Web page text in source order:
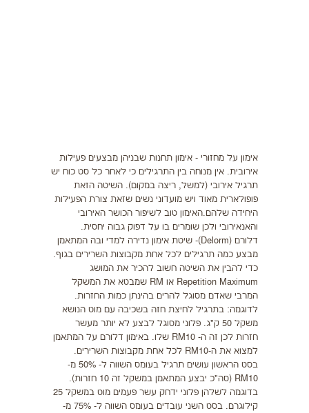
צור קשר
אימון על מחזורי - אימון תחנות שבניהן מבצעים פעילות
אירובית. אין מנוחה בין התרגילים כי לאחר כל סט כוח יש
תרגיל אירובי (למשל, ריצה במקום). השיטה הזאת
פופולארית מאוד ויש מועדוני נשים שזאת צורת הפעילות
היחידה שלהם.האימון טוב לשיפור הכושר האירובי
והאנאירובי ולכן שומרים בו על דפוק גבוה יחסית.
דלורם (Delorm)- שיטת אימון נדירה למדי ובה המתאמן
מבצע כמה תרגילים לכל אחת מקבוצות השרירים בגוף.
כדי להבין את השיטה חשוב להכיר את המושג
Repetition Maximum או RM שמבטא את המשקל
המרבי שאדם מסוגל להרים בהינתן כמות החזרות.
לדוגמה: בתרגיל לחיצת חזה בשכיבה עם מוט הנושא
משקל 50 ק"ג. פלוני מסוגל לבצע לא יותר מעשר
חזרות לכן זה ה- RM10 שלו. באימון דלורם על המתאמן
למצוא את ה-RM10 לכל אחת מקבוצות השרירים.
בסט הראשון עושים תרגיל בעומס השווה ל- 50% מ-
RM10 (סה"כ יבצע המתאמן במשקל זה 10 חזרות).
בדוגמה לשלהן פלוני ידחק עשר פעמים מוט במשקל 25
קילוגרם. בסט השני עובדים בעומס השווה ל- 75% מ-